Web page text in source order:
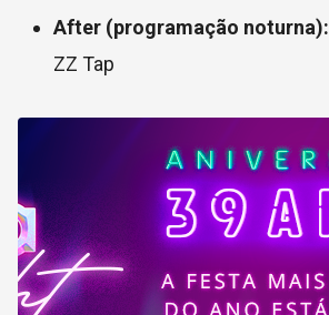
After (programação noturna):
ZZ Tap